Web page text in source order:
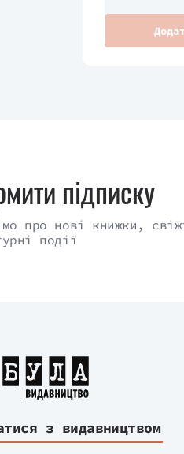
підписку
про нові книжки,
події
з видавництвом